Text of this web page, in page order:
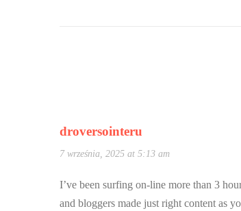
droversointeru
7 września, 2025 at 5:13 am
I’ve been surfing on-line more than 3
and bloggers made just right content as